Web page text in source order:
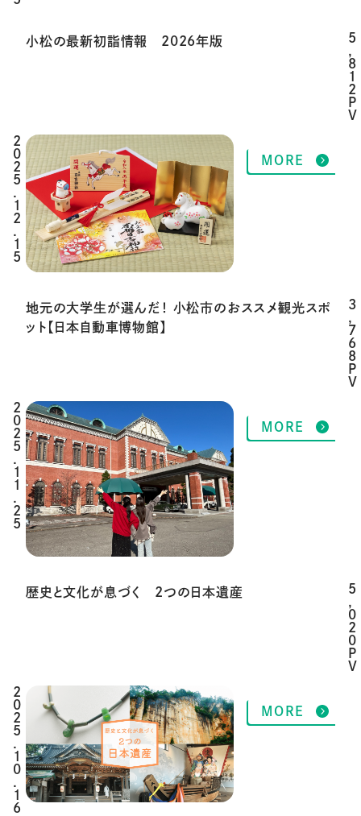
小松の最新初詣情報 2026年版
5
,
8
1
2
P
V
2
0
2
5
.
1
2
.
1
5
地元の大学生が選んだ！ 小松市のおススメ観光スポ
ット【日本自動車博物館】
3
,
7
6
8
P
V
2
0
2
5
.
1
1
.
2
5
歴史と文化が息づく 2つの日本遺産
5
,
0
2
0
P
V
2
0
2
5
.
1
0
.
1
6